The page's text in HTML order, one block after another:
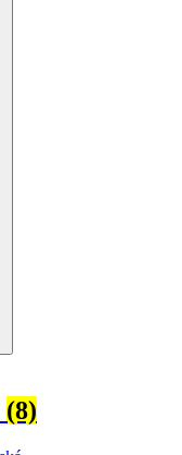
(8)